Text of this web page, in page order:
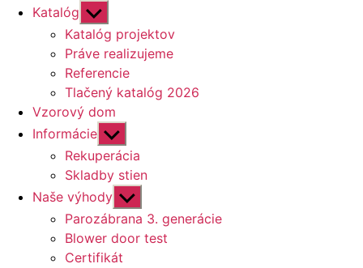
Katalóg Zobraziť
druhú
úroveň
navigácie
Katalóg projektov
Práve realizujeme
Referencie
Tlačený katalóg 2026
Vzorový dom
Informácie Zobraziť
druhú
úroveň
navigácie
Rekuperácia
Skladby stien
Naše výhody Zobraziť
druhú
úroveň
navigácie
Parozábrana 3. generácie
Blower door test
Certifikát